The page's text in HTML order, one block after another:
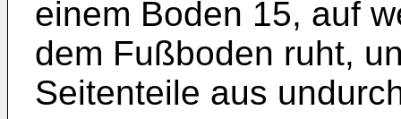
einem Boden 15, auf
dem Fußboden ruht,
Seitenteile aus